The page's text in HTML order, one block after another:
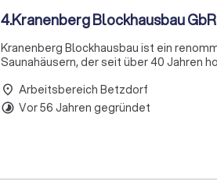
4.Kranenberg Blockhausbau GbR
Kranenberg Blockhausbau ist ein
Saunahäusern, der seit über 40 Jahren
place Arbeitsbereich Betzdorf
timelapse Vor 56 Jahren gegründet